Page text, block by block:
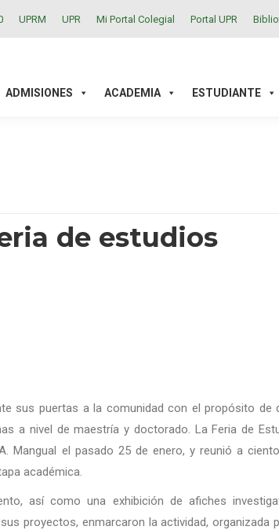
UPRM UPR Mi Portal Colegial Portal UPR
ADMISIONES ACADEMIA ESTUDIANTE
de estudios
sus puertas a la comunidad con el propósito de
a nivel de maestría y doctorado. La Feria de
Mangual el pasado 25 de enero, y reunió a
académica.
así como una exhibición de afiches
proyectos, enmarcaron la actividad, organizada